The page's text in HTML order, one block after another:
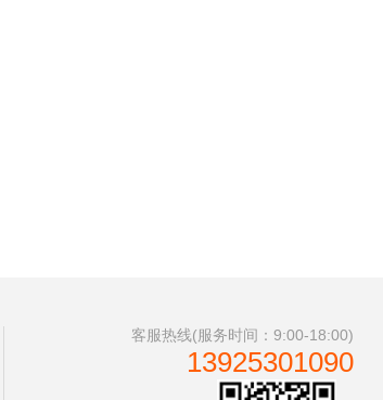
客服热线(服务时间：9:00-18:00)
13925301090